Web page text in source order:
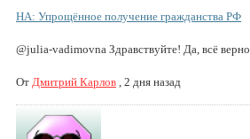
НА: Упрощённое получение гражданства РФ
@julia-vadimovna Здравствуйте! Да, всё верно.
От Дмитрий Карлов 2 дня назад